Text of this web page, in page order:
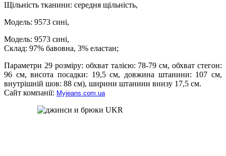
Щільність тканини: середня щільність,
Модель: 9573 сині,
Модель: 9573 сині,
Склад: 97% бавовна, 3% еластан;
Параметри 29 розміру: обхват талією: 78-79 см, обхват стегон:
96 см, висота посадки: 19,5 см, довжина штанини: 107 см,
внутрішній шов: 88 см), ширини штанини внизу 17,5 см.
Сайт компанії: Myjeans.com.ua